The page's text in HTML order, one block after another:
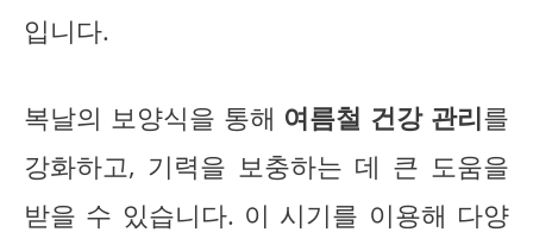
입니다.
복날의 보양식을 통해 여름철 건강 관리를
강화하고, 기력을 보충하는 데 큰 도움을
받을 수 있습니다. 이 시기를 이용해 다양